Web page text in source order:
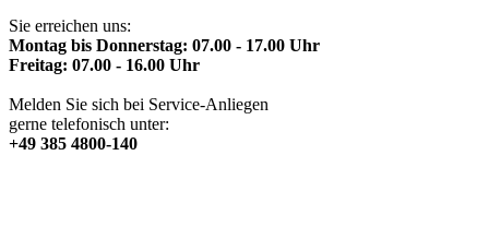
Sie erreichen uns:
Montag bis Donnerstag: 07.00 - 17.00 Uhr
Freitag: 07.00 - 16.00 Uhr
Melden Sie sich bei Service-Anliegen
gerne telefonisch unter:
+49 385 4800-140